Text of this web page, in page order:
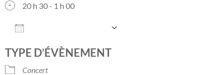
20 h 30 - 1 h 00
TYPE D’ÉVÈNEMENT
Concert